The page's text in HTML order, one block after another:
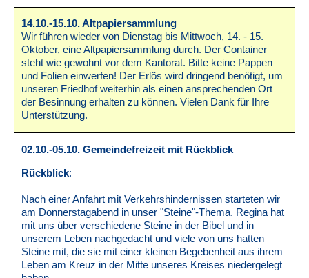
14.10.-15.10. Altpapiersammlung
Wir führen wieder von Dienstag bis Mittwoch, 14. - 15.
Oktober, eine Altpapiersammlung durch. Der Container
steht wie gewohnt vor dem Kantorat. Bitte keine Pappen
und Folien einwerfen! Der Erlös wird dringend benötigt, um
unseren Friedhof weiterhin als einen ansprechenden Ort
der Besinnung erhalten zu können. Vielen Dank für Ihre
Unterstützung.
02.10.-05.10. Gemeindefreizeit mit Rückblick
Rückblick:
Nach einer Anfahrt mit Verkehrshindernissen starteten wir
am Donnerstagabend in unser "Steine"-Thema. Regina hat
mit uns über verschiedene Steine in der Bibel und in
unserem Leben nachgedacht und viele von uns hatten
Steine mit, die sie mit einer kleinen Begebenheit aus ihrem
Leben am Kreuz in der Mitte unseres Kreises niedergelegt